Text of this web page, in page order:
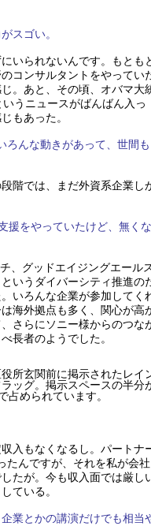
スゴい。
いられないんです。もとも
コンサルタントをやってい
。あと、その頃、オバマ大
うニュースがばんばん入っ
もあった。
んな動きがあって、世間も
階では、まだ外資系企業し
をやっていたけど、無くな
、グッドエイジングエール
というダイバーシティ推進の
いろんな企業が参加してく
海外拠点も多く、関心が高
さらにソニー様からのつな
長者のようでした。
所玄関前に掲示されたレイ
ッグ。掲示スペースの半分
占められています。
入もなくなるし。パートナ
たんですが、それを私が会社
たが。今も収入面では厳し
している。
業とかの講演だけでも相当